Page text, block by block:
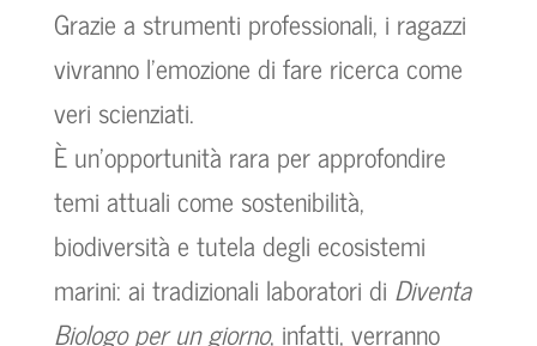
Grazie a strumenti professionali, i ragazzi
vivranno l’emozione di fare ricerca come
veri scienziati.
È un’opportunità rara per approfondire
temi attuali come sostenibilità,
biodiversità e tutela degli ecosistemi
marini: ai tradizionali laboratori di Diventa
Biologo per un giorno, infatti, verranno